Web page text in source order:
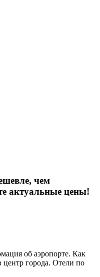
чем
актуальные цены!
об аэропорте. Как
центр города. Отели по